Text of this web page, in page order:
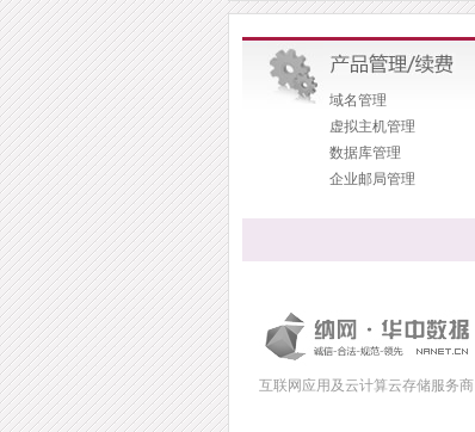
域名管理
虚拟主机管理
数据库管理
企业邮局管理
互联网应用及云计算云存储服务商